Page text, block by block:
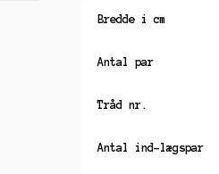
Bredde i cm
Antal par
Tråd nr.
Antal ind-lægspar